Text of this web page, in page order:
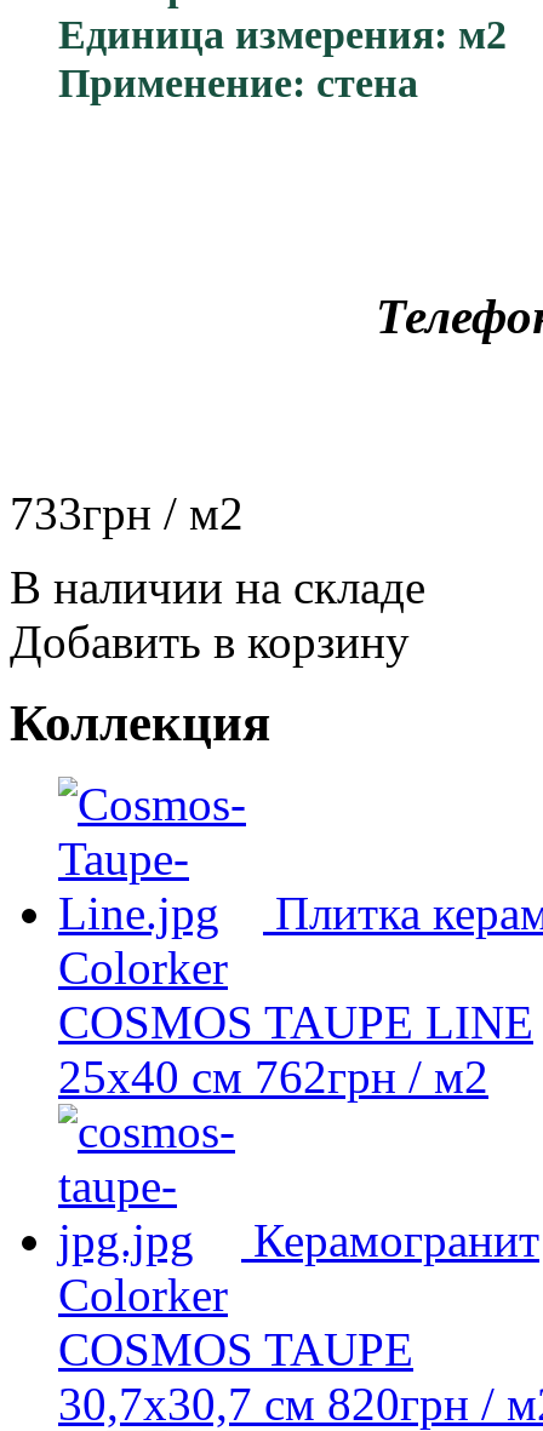
Единица измерения: м2
Применение: стена
733грн / м2
В наличии на складе
Добавить в корзину
Коллекция
Плитка
Colorker
COSMOS TAUPE LINE
25х40 см 762грн / м2
Керамогранит
Colorker
COSMOS TAUPE
30,7x30,7 см 820грн /